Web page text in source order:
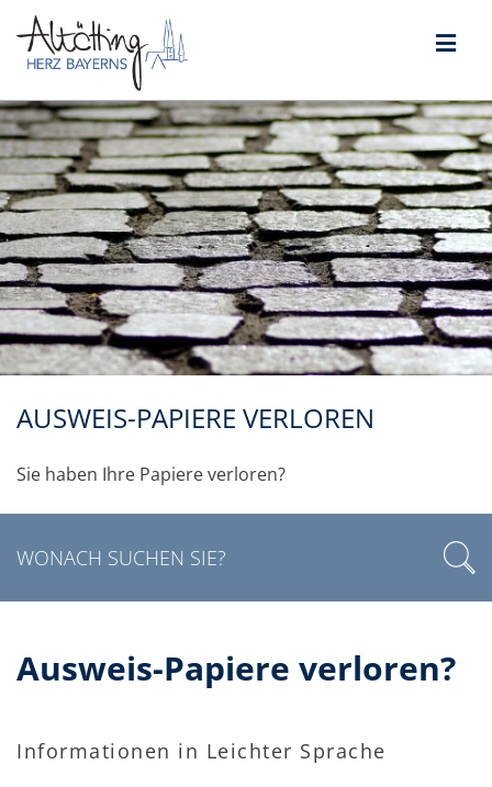
AUSWEIS-PAPIERE VERLOREN
Sie haben Ihre Papiere verloren?
Ausweis-Papiere verloren?
Informationen in Leichter Sprache